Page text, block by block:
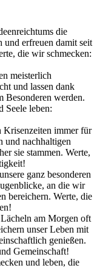
die
und erfreuen damit seit
die wir schmecken:
meisterlich
und lassen dank
Besonderen werden.
Seele leben:
immer für
und nachhaltigen
sie stammen. Werte,
ganz besonderen
an die wir
bereichern. Werte, die
am Morgen oft
unser Leben mit
genießen.
Gemeinschaft!
und leben, die